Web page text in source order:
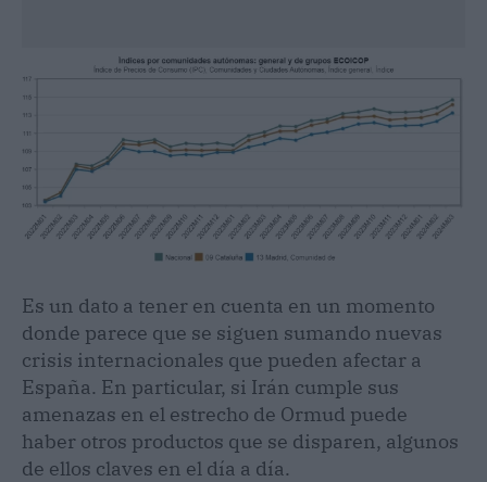
Es un dato a tener en cuenta en un momento
donde parece que se siguen sumando nuevas
crisis internacionales que pueden afectar a
España. En particular, si Irán cumple sus
amenazas en el estrecho de Ormud puede
haber otros productos que se disparen, algunos
de ellos claves en el día a día.